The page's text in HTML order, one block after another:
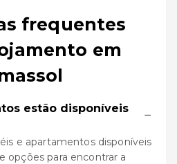
frequentes
em
estão disponíveis
−
e apartamentos disponíveis
opções para encontrar a